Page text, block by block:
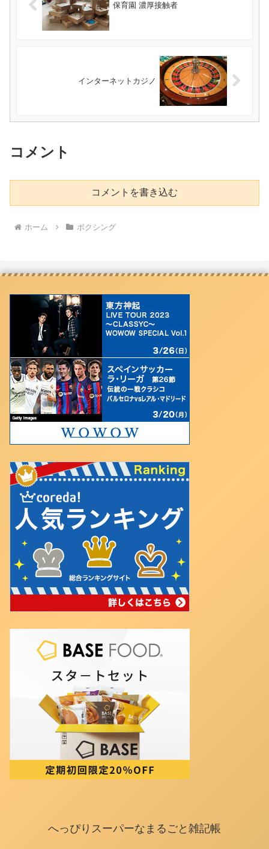
保育園 濃厚接触者
インターネットカジノ
コメント
コメントを書き込む
ホーム ボクシング
へっぴりスーパーなまるごと雑記帳